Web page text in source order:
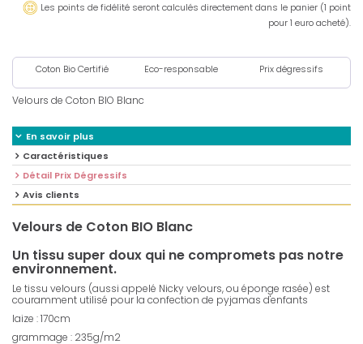
Les points de fidélité seront calculés directement dans le panier (1 point
pour 1 euro acheté).
Coton Bio Certifié Eco-responsable Prix dégressifs
Velours de Coton BIO Blanc
En savoir plus
Caractéristiques
Détail Prix Dégressifs
Avis clients
Velours de Coton BIO Blanc
Un tissu super doux qui ne compromets pas notre
environnement.
Le tissu velours (aussi appelé Nicky velours, ou éponge rasée) est
couramment utilisé pour la confection de pyjamas d'enfants
laize : 170cm
grammage : 235g/m2